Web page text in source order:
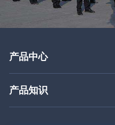
产品中心
产品知识